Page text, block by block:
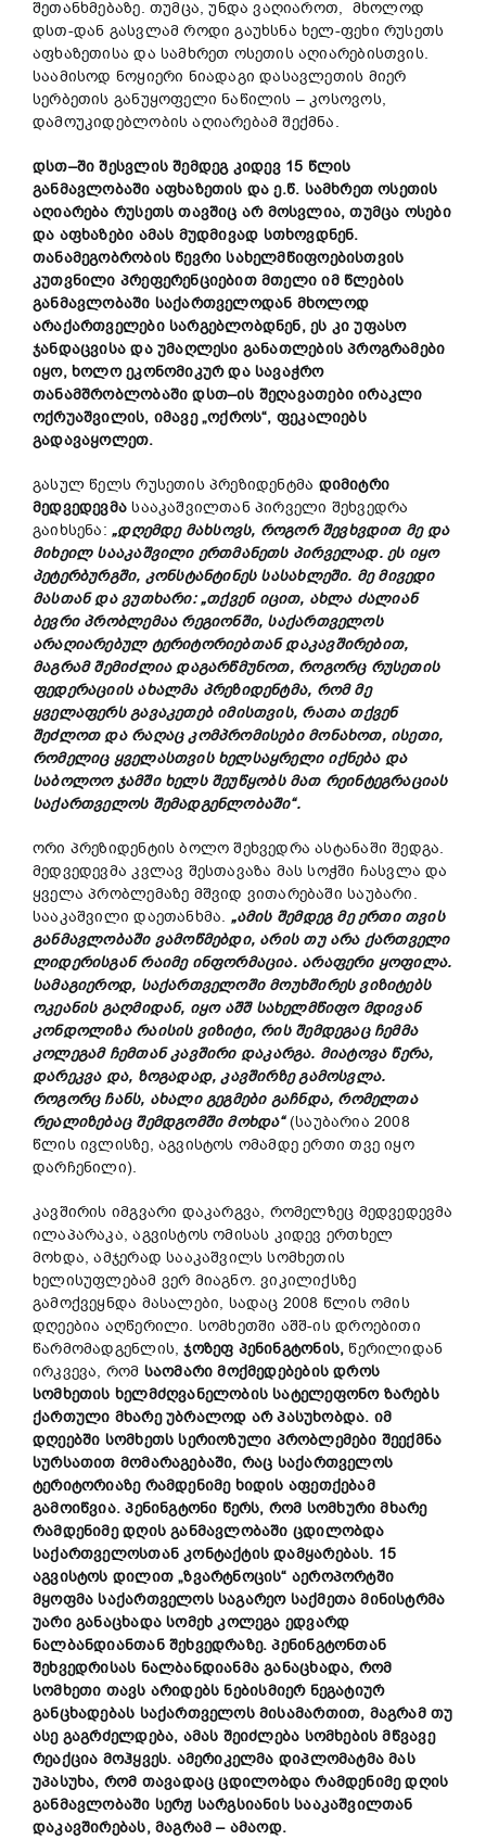
შეთანხმებაზე. თუმცა, უნდა ვაღიაროთ, მხოლოდ
დსთ-დან გასვლამ როდი გაუხსნა ხელ-ფეხი რუსეთს
აფხაზეთისა და სამხრეთ ოსეთის აღიარებისთვის.
საამისოდ ნოყიერი ნიადაგი დასავლეთის მიერ
სერბეთის განუყოფელი ნაწილის – კოსოვოს,
დამოუკიდებლობის აღიარებამ შექმნა.
დსთ–ში შესვლის შემდეგ კიდევ15 წლის
განმავლობაში აფხაზეთის და ე.წ. სამხრეთ ოსეთის
აღიარება რუსეთს თავშიც არ მოსვლია,თუმცა ოსები
და აფხაზები ამას მუდმივად სთხოვდნენ.
თანამეგობრობის წევრი სახელმწიფოებისთვის
კუთვნილი პრეფერენციებით მთელი იმ წლების
განმავლობაში საქართველოდან მხოლოდ
არაქართველები სარგებლობდნენ,ეს კი უფასო
ჯანდაცვისა და უმაღლესი განათლების პროგრამები
იყო,ხოლო ეკონომიკურ და სავაჭრო
თანამშრობლობაში დსთ–ის შეღავათები ირაკლი
ოქრუაშვილის, იმავე„ოქროს“, ფეკალიებს
გადავაყოლეთ.
გასულ წელს რუსეთის პრეზიდენტმა დიმიტრი
მედვედევმა სააკაშვილთან პირველი შეხვედრა
გაიხსენა:„დღემდე მახსოვს, როგორ შევხვდით მე და
მიხეილ სააკაშვილი ერთმანეთს პირველად.ეს იყო
პეტერბურგში, კონსტანტინეს სასახლეში. მე მივედი
მასთან და ვუთხარი: „თქვენ იცით, ახლა ძალიან
ბევრი პრობლემაა რეგიონში, საქართველოს
არაღიარებულ ტერიტორიებთან დაკავშირებით,
მაგრამ შემიძლია დაგარწმუნოთ, როგორც რუსეთის
ფედერაციის ახალმა პრეზიდენტმა, რომ მე
ყველაფერს გავაკეთებ იმისთვის, რათა თქვენ
შეძლოთ და რაღაც კომპრომისები მონახოთ, ისეთი,
რომელიც ყველასთვის ხელსაყრელი იქნება და
საბოლოო ჯამში ხელს შეუწყობს მათ რეინტეგრაციას
საქართველოს შემადგენლობაში“.
ორი პრეზიდენტის ბოლო შეხვედრა ასტანაში შედგა.
მედვედევმა კვლავ შესთავაზა მას სოჭში ჩასვლა და
ყველა პრობლემაზე მშვიდ ვითარებაში საუბარი.
სააკაშვილი დაეთანხმა. „ამის შემდეგ მე ერთი თვის
განმავლობაში ვამოწმებდი, არის თუ არა ქართველი
ლიდერისგან რაიმე ინფორმაცია. არაფერი ყოფილა.
სამაგიეროდ, საქართველოში მოუხშირეს ვიზიტებს
ოკეანის გაღმიდან, იყო აშშ სახელმწიფო მდივან
კონდოლიზა რაისის ვიზიტი, რის შემდეგაც ჩემმა
კოლეგამ ჩემთან კავშირი დაკარგა. მიატოვა წერა,
დარეკვა და, ზოგადად,კავშირზე გამოსვლა.
როგორც ჩანს, ახალი გეგმები გაჩნდა, რომელთა
რეალიზებაც შემდგომში მოხდა“(საუბარია 2008
წლის ივლისზე, აგვისტოს ომამდე ერთი თვე იყო
დარჩენილი).
კავშირის იმგვარი დაკარგვა, რომელზეც მედვედევმა
ილაპარაკა, აგვისტოს ომისას კიდევ ერთხელ
მოხდა, ამჯერად სააკაშვილს სომხეთის
ხელისუფლებამ ვერ მიაგნო. ვიკილიქსზე
გამოქვეყნდა მასალები, სადაც 2008 წლის ომის
დღეებია აღწერილი. სომხეთში აშშ-ის დროებითი
წარმომადგენლის,ჯოზეფ პენინგტონის, წერილიდან
ირკვევა, რომ საომარი მოქმედებების დროს
სომხეთის ხელმძღვანელობის სატელეფონო ზარებს
ქართული მხარე უბრალოდ არ პასუხობდა. იმ
დღეებში სომხეთს სერიოზული პრობლემები შეექმნა
სურსათით მომარაგებაში, რაც საქართველოს
ტერიტორიაზე რამდენიმე ხიდის აფეთქებამ
გამოიწვია.პენინგტონი წერს, რომ სომხური მხარე
რამდენიმე დღის განმავლობაში ცდილობდა
საქართველოსთან კონტაქტის დამყარებას. 15
აგვისტოს დილით„ზვარტნოცის“ აეროპორტში
მყოფმა საქართველოს საგარეო საქმეთა მინისტრმა
უარი განაცხადა სომეხ კოლეგა ედვარდ
ნალბანდიანთან შეხვედრაზე.პენინგტონთან
შეხვედრისას ნალბანდიანმა განაცხადა, რომ
სომხეთი თავს არიდებს ნებისმიერ ნეგატიურ
განცხადებას საქართველოს მისამართით, მაგრამ თუ
ასე გაგრძელდება, ამას შეიძლება სომხების მწვავე
რეაქცია მოჰყვეს. ამერიკელმა დიპლომატმა მას
უპასუხა, რომ თავადაც ცდილობდა რამდენიმე დღის
განმავლობაში სერჟ სარგსიანის სააკაშვილთან
დაკავშირებას, მაგრამ – ამაოდ.